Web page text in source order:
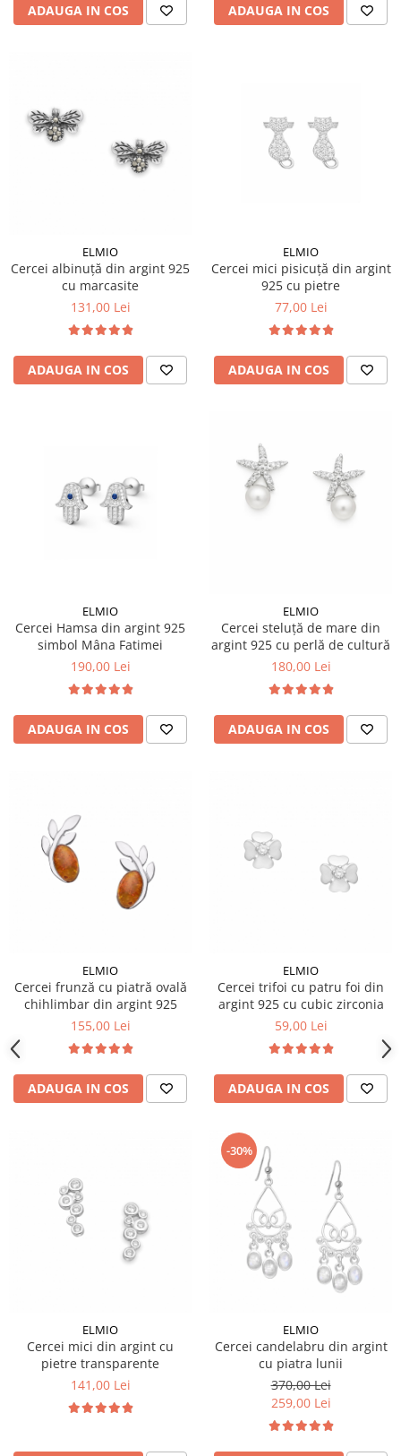
ADAUGA IN COS ADAUGA IN COS
ELMIO
Cercei albinuță din argint 925
cu marcasite
131,00 Lei
ADAUGA IN COS
ELMIO
Cercei mici pisicuță din argint
925 cu pietre
77,00 Lei
ADAUGA IN COS
ELMIO
Cercei Hamsa din argint 925
simbol Mâna Fatimei
190,00 Lei
ADAUGA IN COS
ELMIO
Cercei steluță de mare din
argint 925 cu perlă de cultură
180,00 Lei
ADAUGA IN COS
ELMIO
Cercei frunză cu piatră ovală
chihlimbar din argint 925
155,00 Lei
ADAUGA IN COS
ELMIO
Cercei trifoi cu patru foi din
argint 925 cu cubic zirconia
59,00 Lei
ADAUGA IN COS
ELMIO
Cercei mici din argint cu
pietre transparente
141,00 Lei
-30%
ELMIO
Cercei candelabru din argint
cu piatra lunii
370,00 Lei
259,00 Lei